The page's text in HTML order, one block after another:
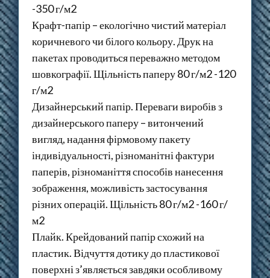
-350 г/м2
Крафт-папір – екологічно чистий матеріал
коричневого чи білого кольору. Друк на
пакетах проводиться переважно методом
шовкографії. Щільність паперу 80 г/м2 -120
г/м2
Дизайнерський папір. Переваги виробів з
дизайнерського паперу – витончений
вигляд, надання фірмовому пакету
індивідуальності, різноманітні фактури
паперів, різноманіття способів нанесення
зображення, можливість застосування
різних операцій. Щільність 80 г/м2 -160 г/
м2
Плайк. Крейдований папір схожий на
пластик. Відчуття дотику до пластикової
поверхні з’являється завдяки особливому